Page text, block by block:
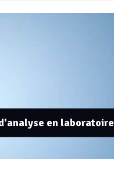
en laboratoire